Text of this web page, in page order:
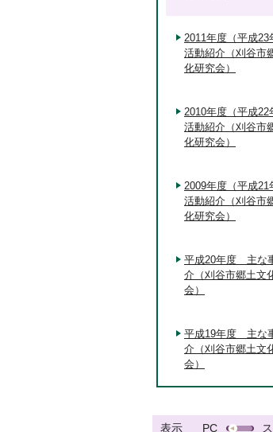
2011年度（平成23
活動紹介（刈谷市
化研究会）
2010年度（平成22
活動紹介（刈谷市
化研究会）
2009年度（平成21
活動紹介（刈谷市
化研究会）
平成20年度 主な
介（刈谷市郷土文
会）
平成19年度 主な
介（刈谷市郷土文
会）
表示 PC